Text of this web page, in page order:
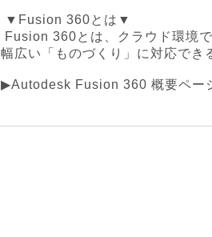
▼Fusion 360とは▼
Fusion 360とは、クラウド環境
幅広い「ものづくり」に対応でき
▶Autodesk Fusion 360 概要ペー